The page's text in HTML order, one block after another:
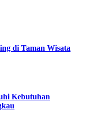
di Taman Wisata
Kebutuhan